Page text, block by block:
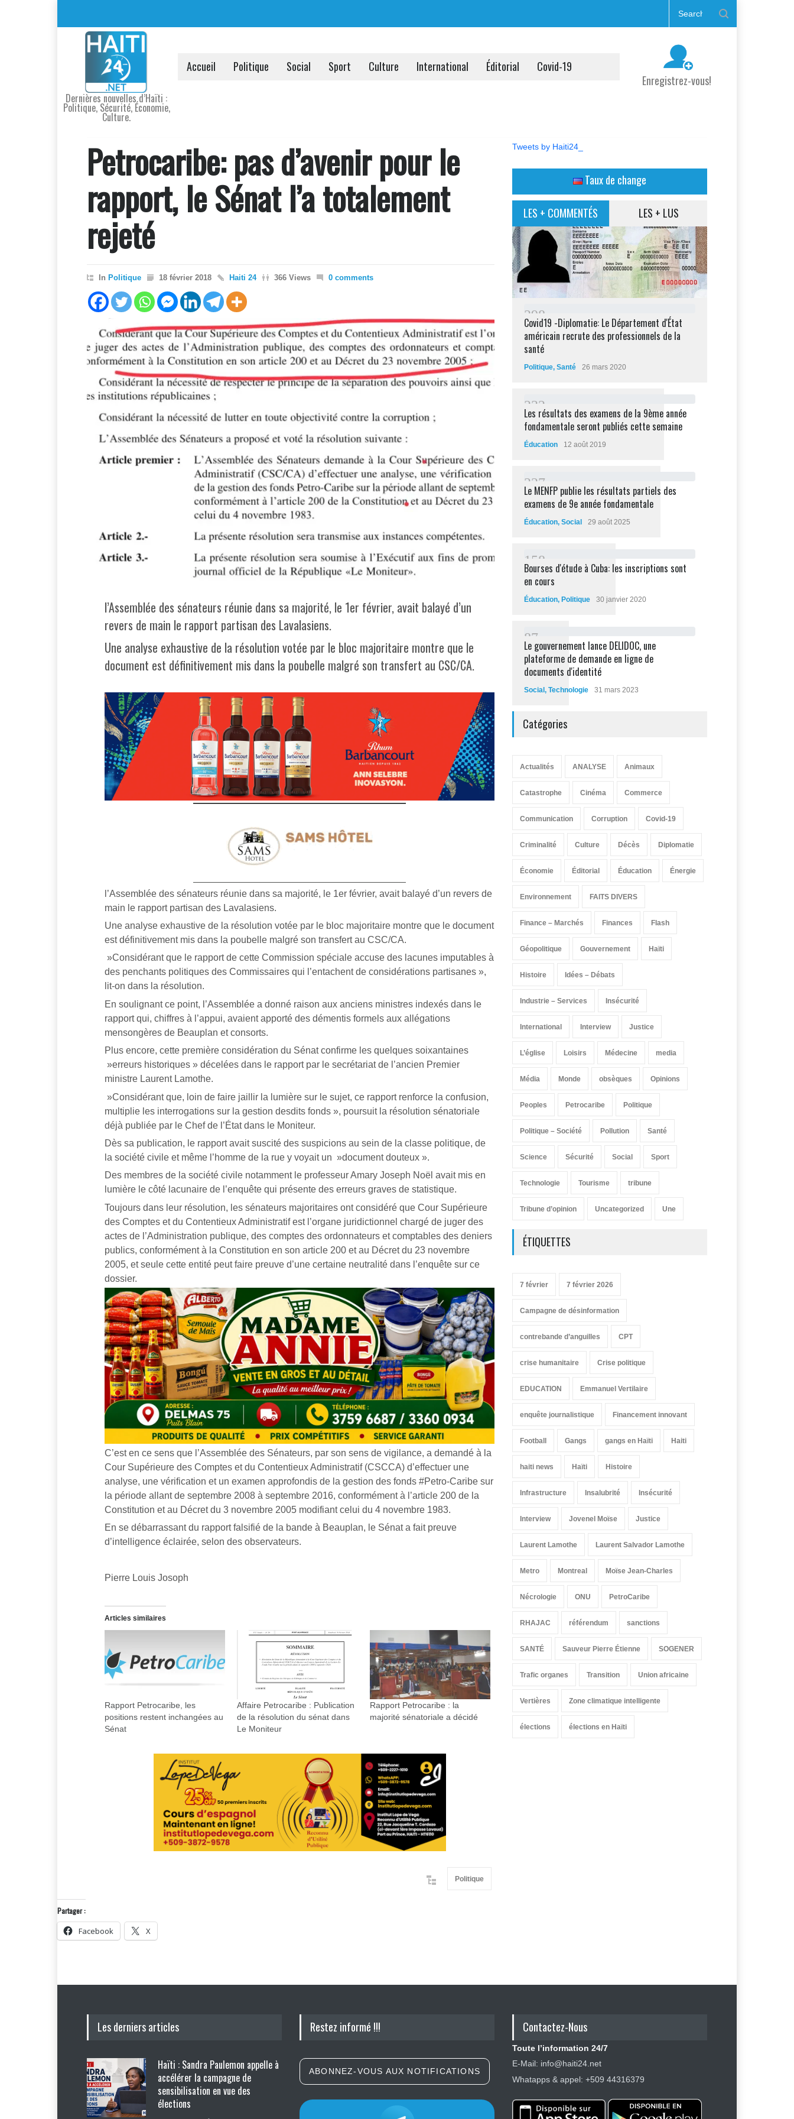
Dernières nouvelles d’Haïti :
Politique, Sécurité, Économie,
Culture.
Accueil Politique Social Sport Culture International Éditorial
Covid-19
Enregistrez-vous!
Petrocaribe: pas d’avenir pour le
rapport, le Sénat l’a totalement
rejeté
In Politique 18 février 2018 Haiti 24 366 Views 0 comments
l’Assemblée des sénateurs réunie dans sa majorité, le 1er février, avait balayé d’un
revers de main le rapport partisan des Lavalasiens.
Une analyse exhaustive de la résolution votée par le bloc majoritaire montre que le
document est définitivement mis dans la poubelle malgré son transfert au CSC/CA.
l’Assemblée des sénateurs réunie dans sa majorité, le 1er février, avait balayé d’un revers de
main le rapport partisan des Lavalasiens.
Une analyse exhaustive de la résolution votée par le bloc majoritaire montre que le document
est définitivement mis dans la poubelle malgré son transfert au CSC/CA.
»Considérant que le rapport de cette Commission spéciale accuse des lacunes imputables à
des penchants politiques des Commissaires qui l’entachent de considérations partisanes »,
lit-on dans la résolution.
En soulignant ce point, l’Assemblée a donné raison aux anciens ministres indexés dans le
rapport qui, chiffres à l’appui, avaient apporté des démentis formels aux allégations
mensongères de Beauplan et consorts.
Plus encore, cette première considération du Sénat confirme les quelques soixantaines
»erreurs historiques » décelées dans le rapport par le secrétariat de l’ancien Premier
ministre Laurent Lamothe.
»Considérant que, loin de faire jaillir la lumière sur le sujet, ce rapport renforce la confusion,
multiplie les interrogations sur la gestion desdits fonds », poursuit la résolution sénatoriale
déjà publiée par le Chef de l’État dans le Moniteur.
Dès sa publication, le rapport avait suscité des suspicions au sein de la classe politique, de
la société civile et même l’homme de la rue y voyait un »document douteux ».
Des membres de la société civile notamment le professeur Amary Joseph Noël avait mis en
lumière le côté lacunaire de l’enquête qui présente des erreurs graves de statistique.
Toujours dans leur résolution, les sénateurs majoritaires ont considéré que Cour Supérieure
des Comptes et du Contentieux Administratif est l’organe juridictionnel chargé de juger des
actes de l’Administration publique, des comptes des ordonnateurs et comptables des deniers
publics, conformément à la Constitution en son article 200 et au Décret du 23 novembre
2005, et seule cette entité peut faire preuve d’une certaine neutralité dans l’enquête sur ce
dossier.
C’est en ce sens que l’Assemblée des Sénateurs, par son sens de vigilance, a demandé à la
Cour Supérieure des Comptes et du Contentieux Administratif (CSCCA) d’effectuer une
analyse, une vérification et un examen approfondis de la gestion des fonds #Petro-Caribe sur
la période allant de septembre 2008 à septembre 2016, conformément à l’article 200 de la
Constitution et au Décret du 3 novembre 2005 modifiant celui du 4 novembre 1983.
En se débarrassant du rapport falsifié de la bande à Beauplan, le Sénat a fait preuve
d’intelligence éclairée, selon des observateurs.
Pierre Louis Josoph
Articles similaires
Rapport Petrocaribe, les
positions restent inchangées au
Sénat
Affaire Petrocaribe : Publication
de la résolution du sénat dans
Le Moniteur
Rapport Petrocaribe : la
majorité sénatoriale a décidé
Politique
Tweets by Haiti24_
Taux de change
LES + COMMENTÉS LES + LUS
298
Covid19 -Diplomatie: Le Département d'État
américain recrute des professionnels de la
santé
Politique, Santé 26 mars 2020
232
Les résultats des examens de la 9ème année
fondamentale seront publiés cette semaine
Éducation 12 août 2019
227
Le MENFP publie les résultats partiels des
examens de 9e année fondamentale
Éducation, Social 29 août 2025
1 58
Bourses d'étude à Cuba: les inscriptions sont
en cours
Éducation, Politique 30 janvier 2020
87
Le gouvernement lance DELIDOC, une
plateforme de demande en ligne de
documents d'identité
Social , Technologie 31 mars 2023
Catégories
Actualités ANALYSE Animaux
Catastrophe Cinéma Commerce
Communication Corruption Covid-19
Criminalité Culture Décès Diplomatie
Économie Éditorial Éducation Énergie
Environnement FAITS DIVERS
Finance – Marchés Finances Flash
Géopolitique Gouvernement Haïti
Histoire Idées – Débats
Industrie – Services Insécurité
International Interview Justice
L’église Loisirs Médecine media
Média Monde obsèques Opinions
Peoples Petrocaribe Politique
Politique – Société Pollution Santé
Science Sécurité Social Sport
Technologie Tourisme tribune
Tribune d’opinion Uncategorized Une
ÉTIQUETTES
7 février 7 février 2026
Campagne de désinformation
contrebande d’anguilles CPT
crise humanitaire Crise politique
EDUCATION Emmanuel Vertilaire
enquête journalistique Financement innovant
Football Gangs gangs en Haïti Haiti
haiti news Haïti Histoire
Infrastructure Insalubrité Insécurité
Interview Jovenel Moïse Justice
Laurent Lamothe Laurent Salvador Lamothe
Metro Montreal Moïse Jean-Charles
Nécrologie ONU PetroCaribe
RHAJAC référendum sanctions
SANTÉ Sauveur Pierre Étienne SOGENER
Trafic organes Transition Union africaine
Vertières Zone climatique intelligente
élections élections en Haïti
Partager :
Facebook X
Les derniers articles
Haïti : Sandra Paulemon appelle à
accélérer la campagne de
sensibilisation en vue des
élections
Restez informé !!!
ABONNEZ-VOUS AUX NOTIFICATIONS
Contactez-Nous
Toute l’information 24/7
E-Mail: info@haiti24.net
Whatapps & appel: +509 44316379